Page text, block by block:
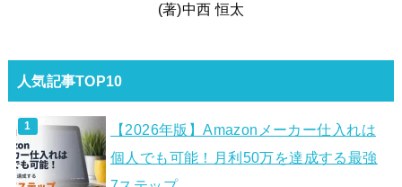
(著)中西 恒太
人気記事TOP10
【2026年版】Amazonメーカー仕入れは
個人でも可能！月利50万を達成する最強